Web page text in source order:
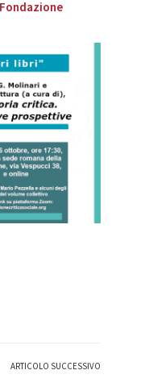
Fondazione
ARTICOLO SUCCESSIVO